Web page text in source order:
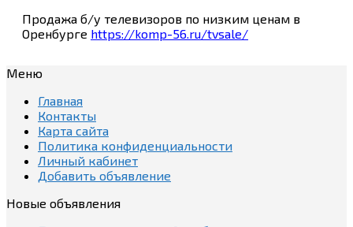
Продажа б/у телевизоров по низким ценам в
Оренбурге https://komp-56.ru/tvsale/
Меню
Главная
Контакты
Карта сайта
Политика конфиденциальности
Личный кабинет
Добавить объявление
Новые объявления